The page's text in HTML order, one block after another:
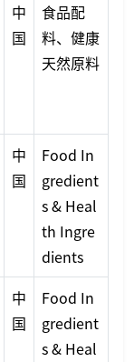
中
国
食品配
料、健康
天然原料
中
国
Food In
gredient
s & Heal
th Ingre
dients
中
国
Food In
gredient
s & Heal